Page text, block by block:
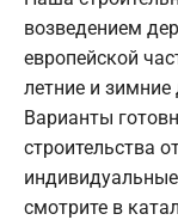
возведением
европейской
летние и
Варианты
строительства
смотрите в